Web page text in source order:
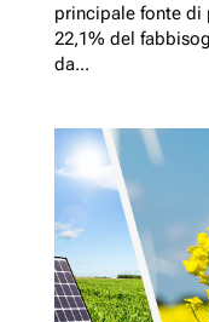
principale fonte di
22,1% del
da...